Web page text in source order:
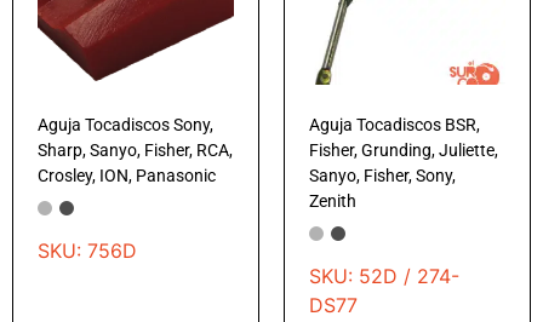
Aguja Tocadiscos Sony,
Sharp, Sanyo, Fisher, RCA,
Crosley, ION, Panasonic
SKU: 756D
Aguja Tocadiscos BSR,
Fisher, Grunding, Juliette,
Sanyo, Fisher, Sony,
Zenith
SKU: 52D / 274-
DS77